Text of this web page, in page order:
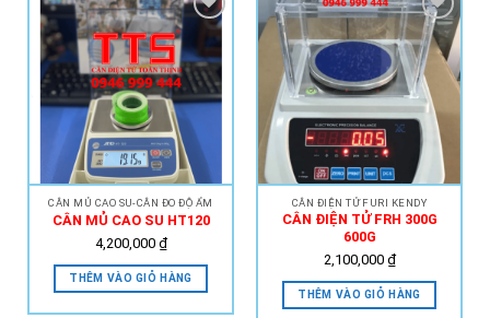
Add to
Wishlist
CÂN MỦ CAO SU-CÂN ĐO ĐỘ ẨM
CÂN MỦ CAO SU HT120
4,200,000 ₫
THÊM VÀO GIỎ HÀNG
Add to
Wishlist
CÂN ĐIỆN TỬ FURI KENDY
CÂN ĐIỆN TỬ FRH 300G
600G
2,100,000 ₫
THÊM VÀO GIỎ HÀNG